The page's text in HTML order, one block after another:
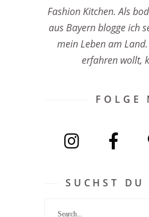
Fashion Kitchen. Als
aus Bayern blogge ich
mein Leben am
erfahren wollt,
FOLGE
SUCHST DU